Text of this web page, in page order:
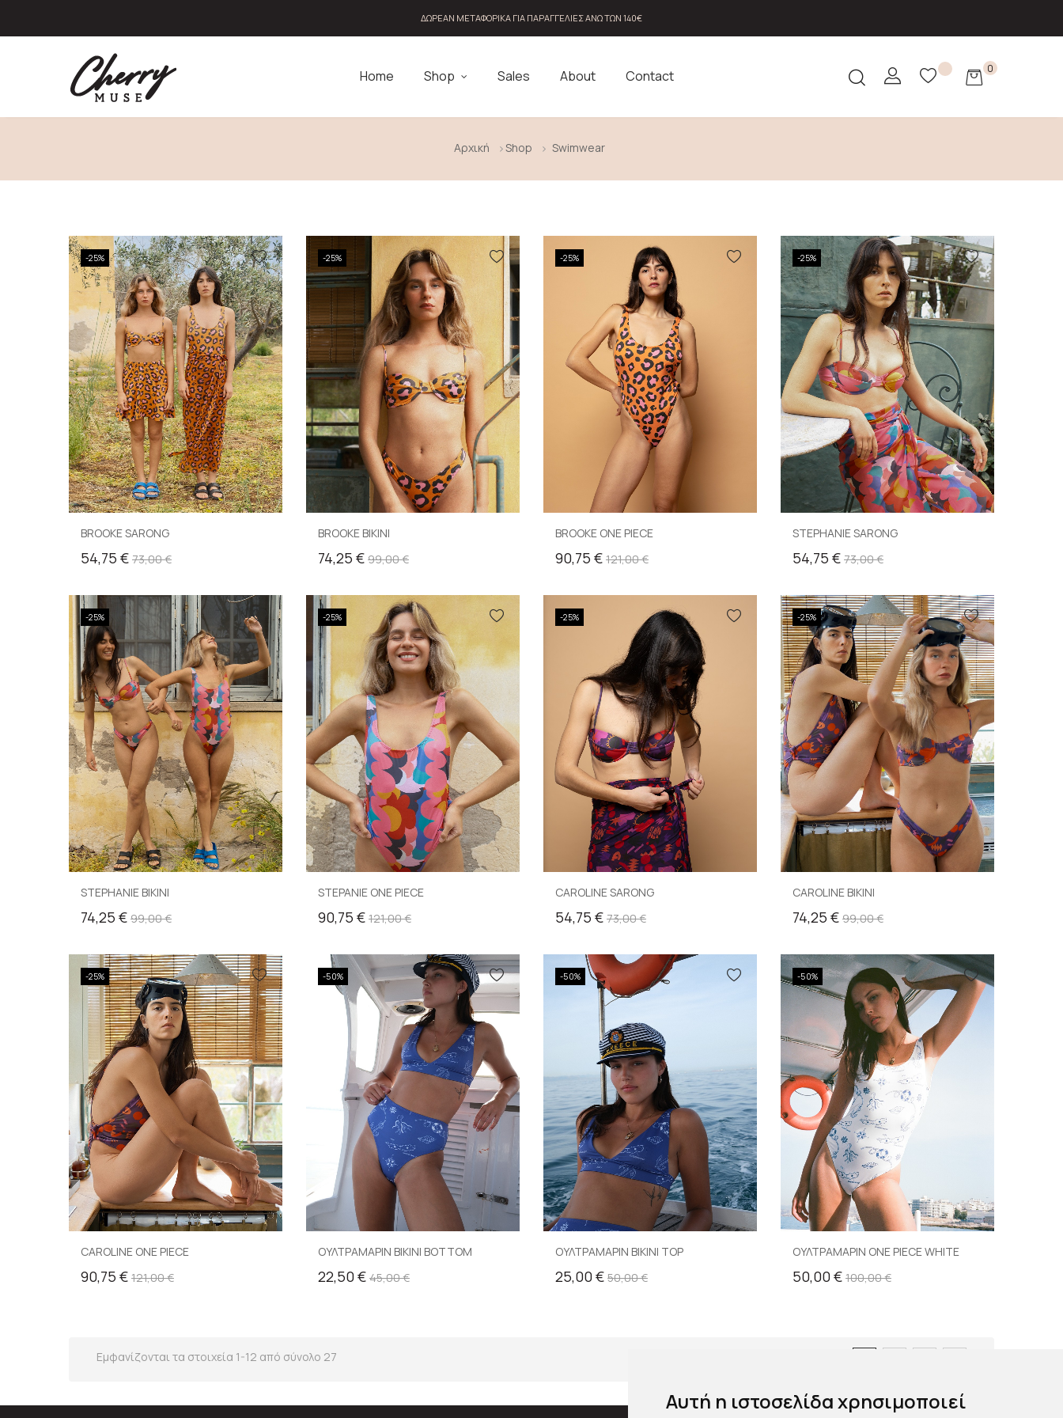
Αυτή η ιστοσελίδα χρησιμοποιεί
ΔΩΡΕΑΝ ΜΕΤΑΦΟΡΙΚΑ ΓΙΑ ΠΑΡΑΓΓΕΛΊΕΣ ΆΝΩ ΤΩΝ 140€
Home Shop Sales About Contact 0
Αρχική Shop Swimwear
-25%
BROOKE SARONG
54,75 € 73,00 €
-25%
BROOKE BIKINI
74,25 € 99,00 €
-25%
BROOKE ONE PIECE
90,75 € 121,00 €
-25%
STEPHANIE SARONG
54,75 € 73,00 €
-25%
STEPHANIE BIKINI
74,25 € 99,00 €
-25%
STEPANIE ONE PIECE
90,75 € 121,00 €
-25%
CAROLINE SARONG
54,75 € 73,00 €
-25%
CAROLINE BIKINI
74,25 € 99,00 €
-25%
CAROLINE ONE PIECE
90,75 € 121,00 €
-50%
ΟΥΛΤΡΑΜΑΡΙΝ BIKINI BOTTOM
22,50 € 45,00 €
-50%
ΟΥΛΤΡΑΜΑΡΙΝ BIKINI TOP
25,00 € 50,00 €
-50%
ΟΥΛΤΡΑΜΑΡΙΝ ONE PIECE WHITE
50,00 € 100,00 €
Εμφανίζονται τα στοιχεία 1-12 από σύνολο 27